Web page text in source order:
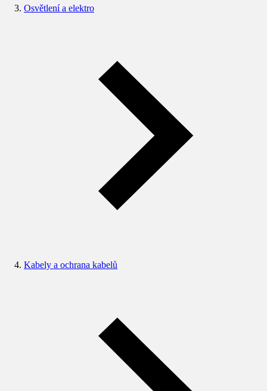
Osvětlení a elektro
Kabely a ochrana kabelů